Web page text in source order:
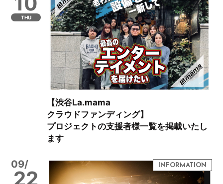
THU
【渋谷La.mama
クラウドファンディング】
プロジェクトの支援者様一覧を掲載いたし
ます
09/
22